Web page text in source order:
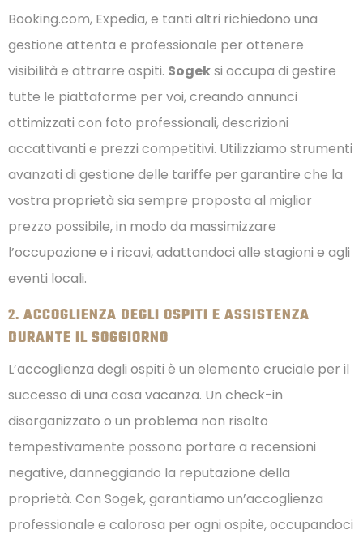
Booking.com, Expedia, e tanti altri richiedono una
gestione attenta e professionale per ottenere
visibilità e attrarre ospiti. Sogeksi occupa di gestire
tutte le piattaforme per voi, creando annunci
ottimizzati con foto professionali, descrizioni
accattivanti e prezzi competitivi. Utilizziamo strumenti
avanzati di gestione delle tariffe per garantire che la
vostra proprietà sia sempre proposta al miglior
prezzo possibile, in modo da massimizzare
l’occupazione e i ricavi, adattandoci alle stagioni e agli
eventi locali.
2. ACCOGLIENZA DEGLI OSPITI E ASSISTENZA
DURANTE IL SOGGIORNO
L’accoglienza degli ospiti è un elemento cruciale per il
successo di una casa vacanza. Un check-in
disorganizzato o un problema non risolto
tempestivamente possono portare a recensioni
negative, danneggiando la reputazione della
proprietà. Con Sogek, garantiamo un’accoglienza
professionale e calorosa per ogni ospite, occupandoci